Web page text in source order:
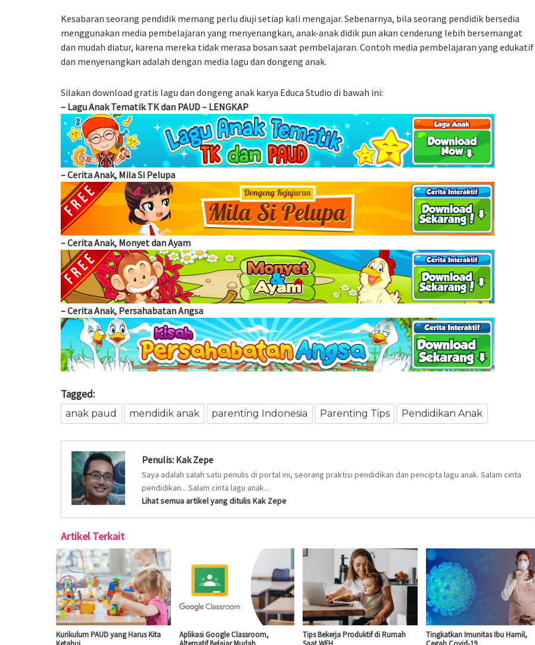
Kesabaran seorang pendidik memang perlu diuji setiap kali mengajar. Sebenarnya, bila seorang pendidik bersedia
menggunakan media pembelajaran yang menyenangkan, anak-anak didik pun akan cenderung lebih bersemangat
dan mudah diatur, karena mereka tidak merasa bosan saat pembelajaran. Contoh media pembelajaran yang edukatif
dan menyenangkan adalah dengan media lagu dan dongeng anak.
Silakan download gratis lagu dan dongeng anak karya Educa Studio di bawah ini:
– Lagu Anak Tematik TK dan PAUD – LENGKAP
–Cerita Anak, Mila Si Pelupa
–Cerita Anak, Monyet dan Ayam
–Cerita Anak, Persahabatan Angsa
Tagged:
anak paud mendidik anak parenting Indonesia Parenting Tips Pendidikan Anak
Penulis: Kak Zepe
Saya adalah salah satu penulis di portal ini, seorang praktisi pendidikan dan pencipta lagu anak. Salam cinta
pendidikan... Salam cinta lagu anak...
Lihat semua artikel yang ditulis Kak Zepe
Artikel Terkait
Kurikulum PAUD yang Harus Kita
Aplikasi Google Classroom,
Tips Bekerja Produktif di Rumah
Tingkatkan Imunitas Ibu Hamil,